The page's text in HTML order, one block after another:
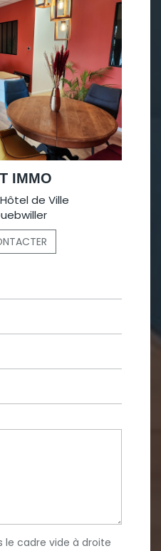
IMMO
de Ville
le cadre vide à droite